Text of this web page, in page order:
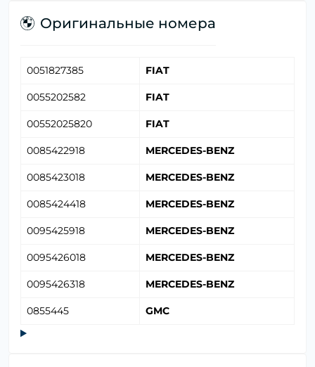
Оригинальные номера
0051827385 FIAT
0055202582 FIAT
00552025820 FIAT
0085422918 MERCEDES-BENZ
0085423018 MERCEDES-BENZ
0085424418 MERCEDES-BENZ
0095425918 MERCEDES-BENZ
0095426018 MERCEDES-BENZ
0095426318 MERCEDES-BENZ
0855445 GMC